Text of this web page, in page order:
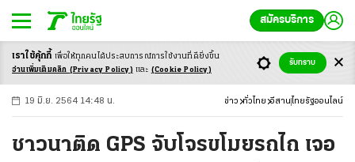
สมัครบริการ
-ก ก ก+
19 มิ.ย. 2564 14:48 น. ข่าว ทั่วไทย อีสาน ไทยรัฐออนไลน์
ชาวนาติด GPS จับโจรขโมยรถไถ เจอ
เราใช้คุ้กกี้ เพื่อให้ทุกคนได้ประสบการณ์การใช้งานที่ดียิ่งขึ้น
อ่านเพิ่มเติมคลิก (Privacy Policy) และ (Cookie Policy)
รับทราบ